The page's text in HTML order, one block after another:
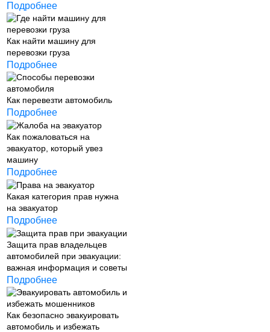
Подробнее
Как найти машину для
перевозки груза
Подробнее
Как перевезти автомобиль
Подробнее
Как пожаловаться на
эвакуатор, который увез
машину
Подробнее
Какая категория прав нужна
на эвакуатор
Подробнее
Защита прав владельцев
автомобилей при эвакуации:
важная информация и советы
Подробнее
Как безопасно эвакуировать
автомобиль и избежать